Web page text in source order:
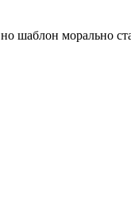
но шаблон морально